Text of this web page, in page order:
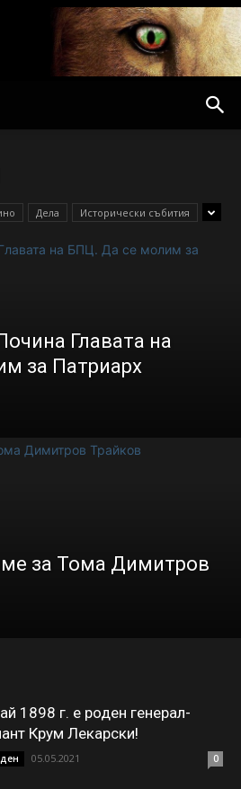
Дела Исторически събития
Главата на
за Патриарх
за Тома Димитров
1898 г. е роден генерал-
Крум Лекарски!
05.05.2021 0